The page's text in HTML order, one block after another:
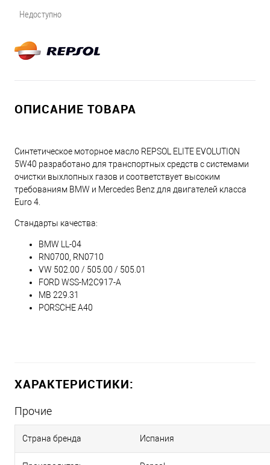
Недоступно
ОПИСАНИЕ ТОВАРА
Синтетическое моторное масло REPSOL ELITE EVOLUTION
5W40 разработано для транспортных средств с системами
очистки выхлопных газов и соответствует высоким
требованиям BMW и Mercedes Benz для двигателей класса
Euro 4.
Стандарты качества:
BMW LL-04
RN0700, RN0710
VW 502.00 / 505.00 / 505.01
FORD WSS-M2C917-A
MB 229.31
PORSCHE A40
ХАРАКТЕРИСТИКИ:
Прочие
Страна бренда Испания